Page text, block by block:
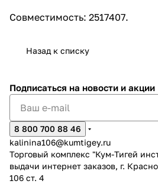
Совместимость: 2517407.
Назад к списку
Подписаться на новости и акции
8 800 700 88 46
kalinina106@kumtigey.ru
Торговый комплекс "Кум-Тигей
выдачи интернет заказов, г.
106 ст. 4